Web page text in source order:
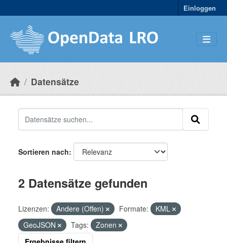
Einloggen
Datensätze
Sortieren nach
2 Datensätze gefunden
Lizenzen: Andere (Offen) Formate:
KML
GeoJSON
Tags:
Zonen